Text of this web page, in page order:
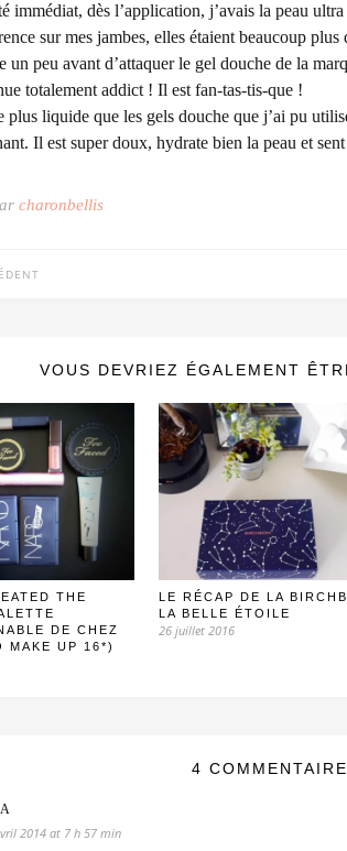
immédiat, dès l’application, j’avais la peau
sur mes jambes, elles étaient beaucoup plus
un peu avant d’attaquer le gel douche de la
totalement addict ! Il est fan-tas-tis-que !
plus liquide que les gels douche que j’ai pu
Il est super doux, hydrate bien la peau et
charonbellis
VOUS DEVRIEZ ÉGALEMENT
THE
DE CHEZ
MAKE UP 16*)
LE RÉCAP DE LA
LA BELLE ÉTOILE
26 juillet 2016
4
2014 at 7 h 57 min